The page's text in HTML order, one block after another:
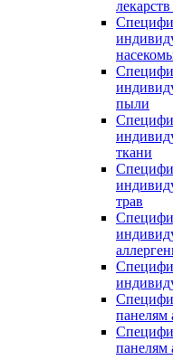
пыли
ткани
трав
панелям
панелям